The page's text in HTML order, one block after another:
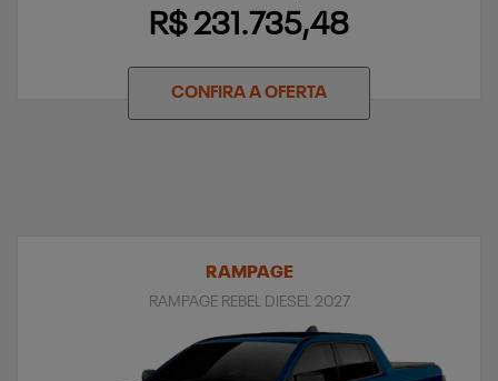
R$ 231.735,48
CONFIRA A OFERTA
RAMPAGE
RAMPAGE REBEL DIESEL 2027